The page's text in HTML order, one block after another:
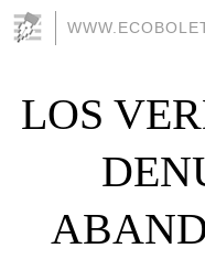
LOS